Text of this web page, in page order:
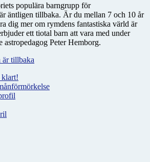
populära barngrupp för
äntligen tillbaka. Är du mellan 7 och 10 år
dig mer om rymdens fantastiska värld är
ett tiotal barn att vara med under
Peter Hemborg.
är tillbaka
klart!